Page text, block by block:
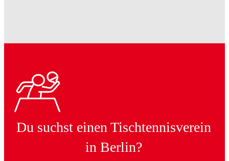
Du suchst einen Tischtennisverein
in Berlin?